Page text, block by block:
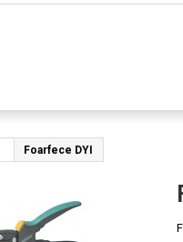
Foarfece DYI